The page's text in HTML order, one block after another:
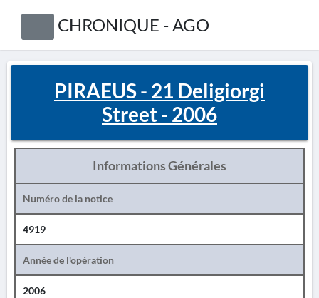
CHRONIQUE - AGO
PIRAEUS - 21 Deligiorgi
Street - 2006
Informations Générales
Numéro de la notice
4919
Année de l'opération
2006